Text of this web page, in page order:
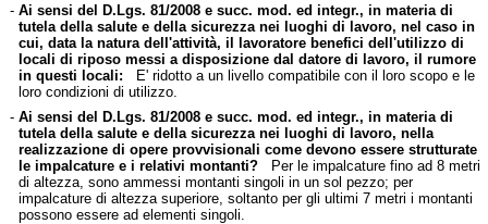
- Ai sensi del D.Lgs. 81/2008 e succ. mod. ed integr., in materia di
tutela della salute e della sicurezza nei luoghi di lavoro, nel caso in
cui, data la natura dell'attività, il lavoratore benefici dell'utilizzo di
locali di riposo messi a disposizione dal datore di lavoro, il rumore
in questi locali: E' ridotto a un livello compatibile con il loro scopo e le
loro condizioni di utilizzo.
- Ai sensi del D.Lgs. 81/2008 e succ. mod. ed integr., in materia di
tutela della salute e della sicurezza nei luoghi di lavoro, nella
realizzazione di opere provvisionali come devono essere strutturate
le impalcature e i relativi montanti?Per le impalcature fino ad 8 metri
di altezza, sono ammessi montanti singoli in un sol pezzo; per
impalcature di altezza superiore, soltanto per gli ultimi 7 metri i montanti
possono essere ad elementi singoli.